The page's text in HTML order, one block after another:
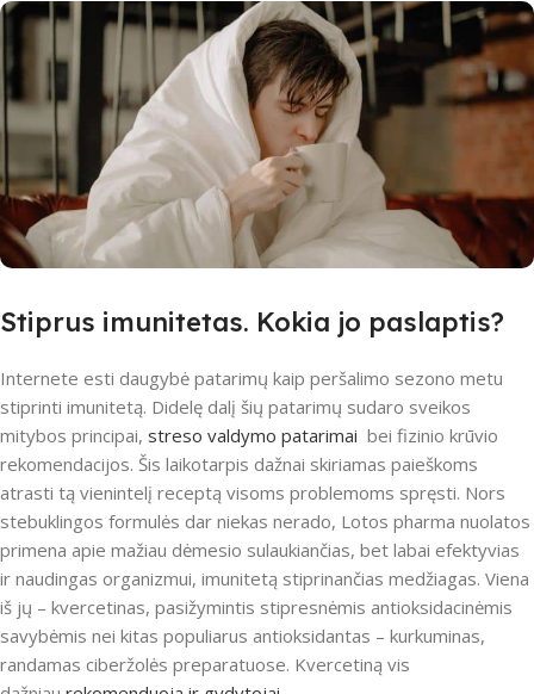
Stiprus imunitetas. Kokia jo paslaptis?
Internete esti daugybė patarimų kaip peršalimo sezono metu
stiprinti imunitetą. Didelę dalį šių patarimų sudaro sveikos
mitybos principai, streso valdymo patarimai bei fizinio krūvio
rekomendacijos. Šis laikotarpis dažnai skiriamas paieškoms
atrasti tą vienintelį receptą visoms problemoms spręsti. Nors
stebuklingos formulės dar niekas nerado, Lotos pharma nuolatos
primena apie mažiau dėmesio sulaukiančias, bet labai efektyvias
ir naudingas organizmui, imunitetą stiprinančias medžiagas. Viena
iš jų – kvercetinas, pasižymintis stipresnėmis antioksidacinėmis
savybėmis nei kitas populiarus antioksidantas – kurkuminas,
randamas ciberžolės preparatuose. Kvercetiną vis